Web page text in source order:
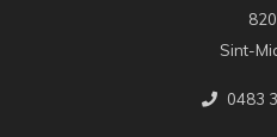
Sint-
0483